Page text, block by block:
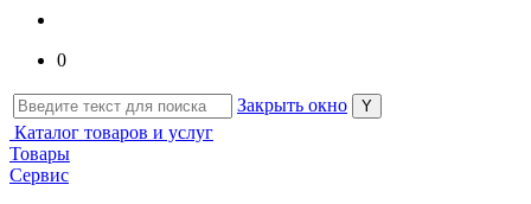
0
Закрыть окно
Каталог товаров и услуг
Товары
Сервис